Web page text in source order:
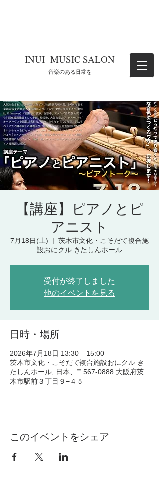
​INUI MUSIC SALON
​音楽のある日常を
【講座】ピアノとピ
アニスト
7月18日(土)
  |
茨木市文化・こそだて複合施
設おにクル きたしんホール
受付が終了しました
他のイベントを見る
日時・場所
2026年7月18日 13:30 – 15:00
茨木市文化・こそだて複合施設おにクル き
たしんホール, 日本、〒567-0888 大阪府茨
木市駅前３丁目９−４５
このイベントをシェア